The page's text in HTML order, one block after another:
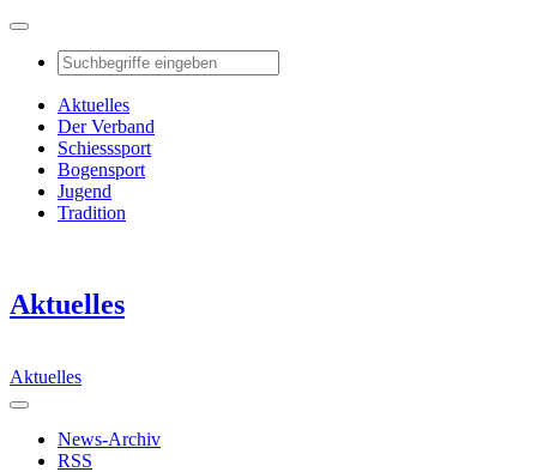
Aktuelles
Der Verband
Schiesssport
Bogensport
Jugend
Tradition
Aktuelles
Aktuelles
News-Archiv
RSS